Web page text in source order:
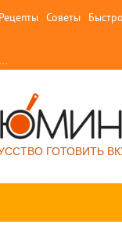
Рецепты Советы
ГОТОВИТЬ